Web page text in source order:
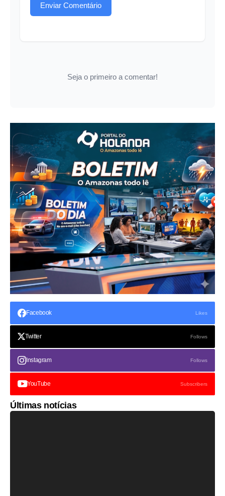
Enviar Comentário
Seja o primeiro a comentar!
Facebook Likes
Twitter Follows
Instagram Follows
YouTube Subscribers
Últimas notícias